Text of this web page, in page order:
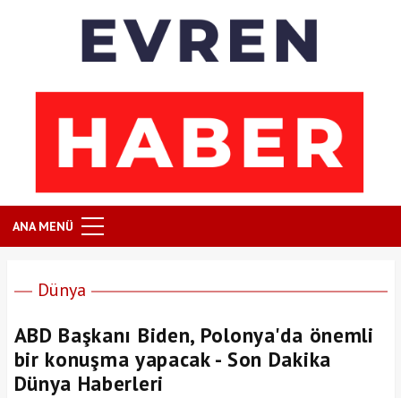
ANA MENÜ
Dünya
ABD Başkanı Biden, Polonya'da önemli
bir konuşma yapacak - Son Dakika
Dünya Haberleri